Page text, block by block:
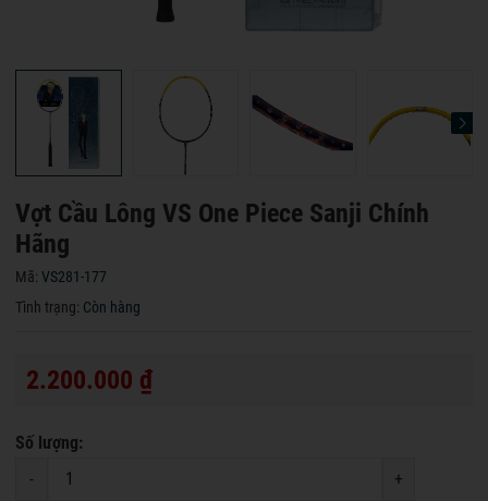
Vợt Cầu Lông VS One Piece Sanji Chính
Hãng
Mã: VS281-177
Tình trạng: Còn hàng
2.200.000 ₫
Số lượng:
-
+